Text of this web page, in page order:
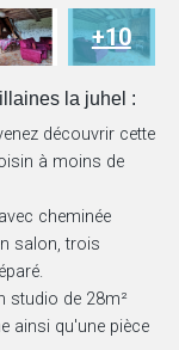
+10
la juhel :
découvrir cette
à moins de
cheminée
salon, trois
studio de 28m²
ainsi qu'une pièce